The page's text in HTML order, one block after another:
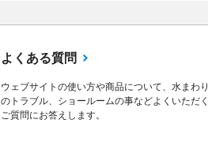
よくある質問
ウェブサイトの使い方や商品について、水まわり
のトラブル、ショールームの事などよくいただく
ご質問にお答えします。